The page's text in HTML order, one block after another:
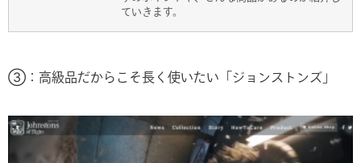
ていきます。
③：高級品だからこそ長く使いたい「ジョンストンズ」